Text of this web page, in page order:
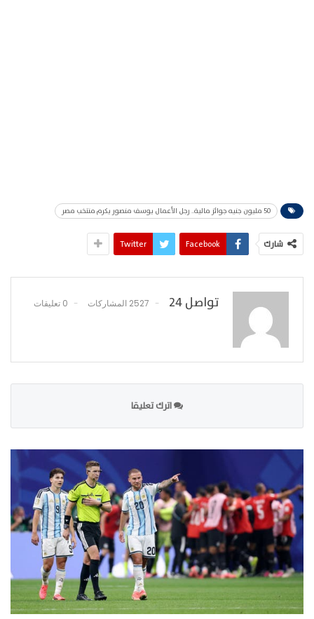
50 مليون جنيه جوائز مالية.. رجل الأعمال يوسف منصور يكرم منتخب مصر
شارك Facebook
Twitter
تواصل 24 2527 المشاركات 0 تعليقات
اترك تعليقا